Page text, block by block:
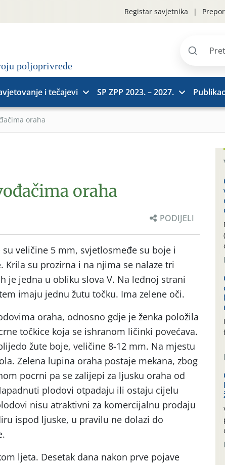
Registar savjetnika
Pretraži
i tečajevi SP ZPP 2023. – 2027.
oraha
oraha
PODIJELI
veličine 5 mm, svjetlosmeđe su boje i
Krila su prozirna i na njima se nalaze tri
je jedna u obliku slova V. Na leđnoj strani
imaju jednu žutu točku. Ima zelene oči.
oraha, odnosno gdje je ženka položila
točkice koja se ishranom ličinki povećava.
žute boje, veličine 8-12 mm. Na mjestu
Zelena lupina oraha postaje mekana, zbog
pocrni pa se zalijepi za ljusku oraha od
plodovi otpadaju ili ostaju cijelu
nisu atraktivni za komercijalnu prodaju
ispod ljuske, u pravilu ne dolazi do
ljeta. Desetak dana nakon prve pojave